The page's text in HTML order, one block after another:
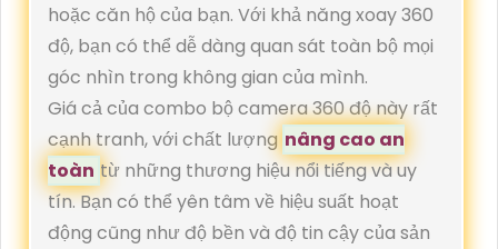
hoặc căn hộ của bạn. Với khả năng xoay 360
độ, bạn có thể dễ dàng quan sát toàn bộ mọi
góc nhìn trong không gian của mình.
Giá cả của combo bộ camera 360 độ này rất
cạnh tranh, với chất lượng nâng cao an
toàn từ những thương hiệu nổi tiếng và uy
tín. Bạn có thể yên tâm về hiệu suất hoạt
động cũng như độ bền và độ tin cậy của sản